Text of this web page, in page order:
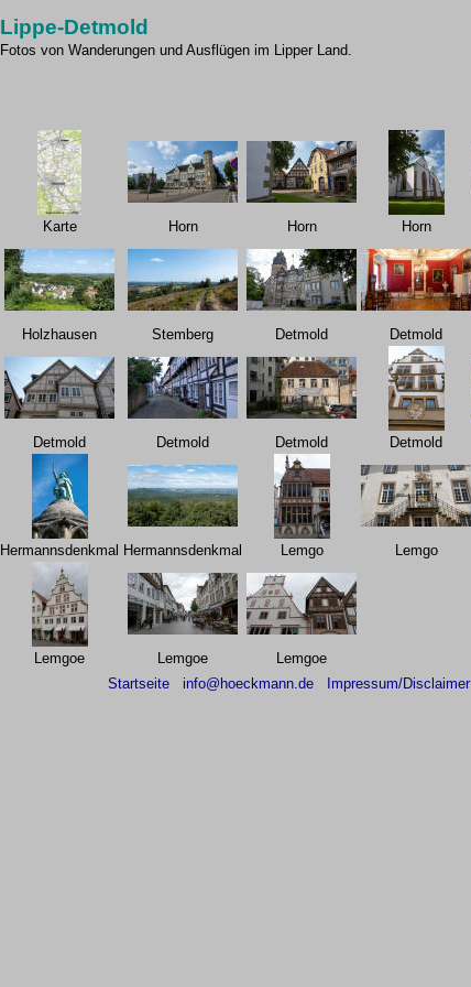
Lippe-Detmold
Fotos von Wanderungen und Ausflügen im Lipper Land.
Karte Horn Horn Horn
Holzhausen Stemberg Detmold Detmold
Detmold Detmold Detmold Detmold
Hermannsdenkmal Hermannsdenkmal Lemgo Lemgo
Lemgoe Lemgoe
Lemgoe
Startseite
info@hoeckmann.de Impressum/Disclaimer